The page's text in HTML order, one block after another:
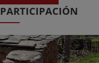
PARTICIPACIÓN